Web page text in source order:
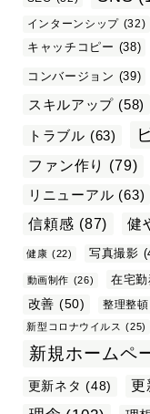
インターンシップ (32)
キャッチコピー (38)
コンバージョン (39)
スキルアップ (58)
トラブル (63)
ファン作り (79)
リニューアル (63)
信頼感 (87) 健
健康 (22) 写真撮影
動画制作 (26) 在宅勤
改善 (50) 整理整頓
新型コロナウイルス (25)
新規ホームペ
更新ネタ (48) 更